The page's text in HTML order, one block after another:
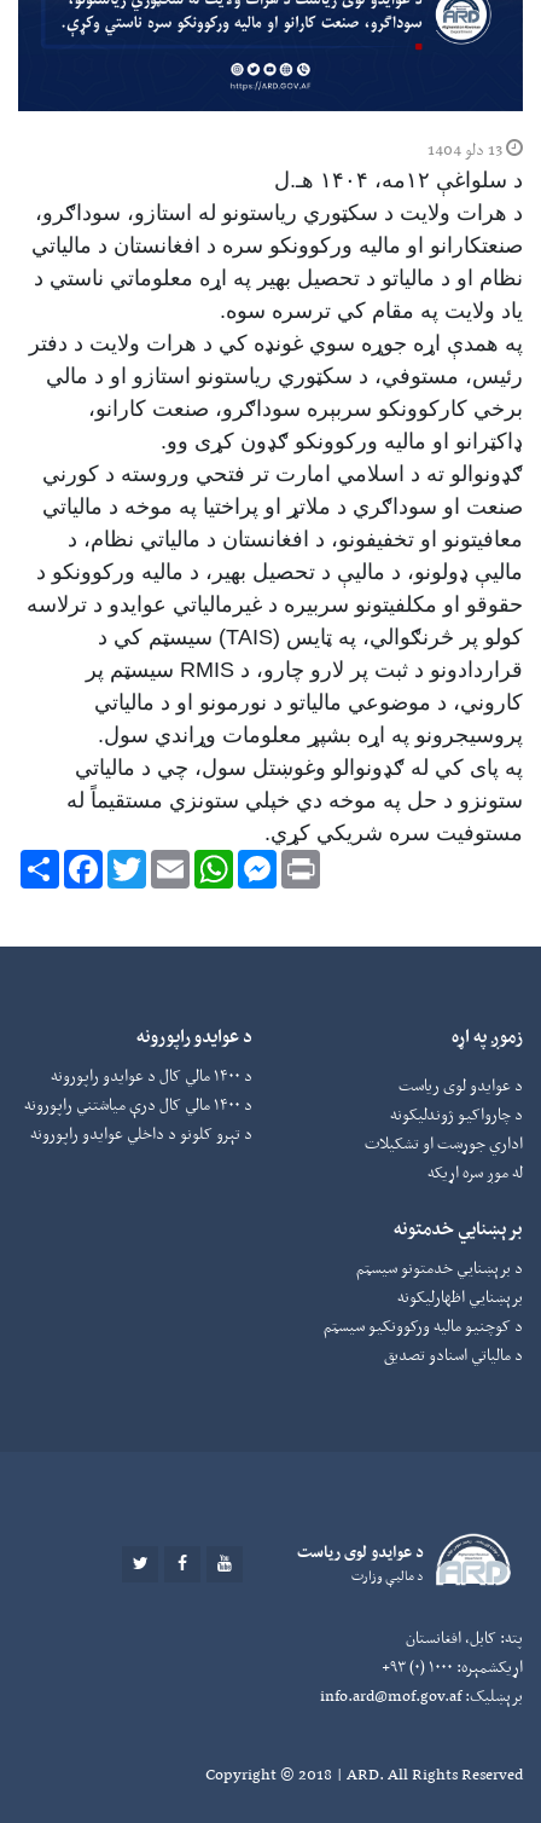
د سلواغې ۱۲مه، ۱۴۰۴ هـ.ل
د هرات ولایت د سکټوري ریاستونو له استازو، سوداګرو،
صنعتکارانو او مالیه ورکوونکو سره د افغانستان د مالیاتي
نظام او د مالیاتو د تحصیل بهیر په اړه معلوماتي ناستي د
یاد ولایت په مقام کي ترسره سوه.
په همدې اړه جوړه سوي غونډه کي د هرات ولایت د دفتر
رئیس، مستوفي، د سکټوري ریاستونو استازو او د مالي
برخي کارکوونکو سربېره سوداګرو، صنعت کارانو،
ډاکټرانو او مالیه ورکوونکو ګډون کړی وو.
ګډونوالو ته د اسلامي امارت تر فتحي وروسته د کورني
صنعت او سوداګري د ملاتړ او پراختیا په موخه د مالیاتي
معافیتونو او تخفیفونو، د افغانستان د مالیاتي نظام، د
مالیې ډولونو، د مالیې د تحصیل بهیر، د مالیه ورکوونکو د
حقوقو او مکلفیتونو سربیره د غیرمالیاتي عوایدو د ترلاسه
کولو پر څرنګوالي، په ټایس (TAIS) سیسټم کي د
قراردادونو د ثبت پر لارو چارو، د RMIS سیسټم پر
کاروني، د موضوعي مالیاتو د نورمونو او د مالیاتي
پروسیجرونو په اړه بشپړ معلومات وړاندي سول.
په پای کي له ګډونوالو وغوښتل سول، چي د مالیاتي
ستونزو د حل په موخه دي خپلي ستونزي مستقیماً له
مستوفیت سره شریکي کړي.
ShareFacebookTwitterEmail
WhatsAppMessenger Print
زموږ په اړه
د عوایدو لوی ریاست
د چارواکيو ژوندلیکونه
اداري جوړښت او تشکیلات
له موږ سره اړیکه
د عوایدو راپورونه
د ۱۴۰۰ مالي کال د عوایدو راپورونه
د ۱۴۰۰ مالي کال درې میاشتني راپورونه
د تېرو کلونو د داخلي عوایدو راپورونه
برېښنایي خدمتونه
د برېښنايي خدمتونو سیسټم
برېښنايي اظهارلیکونه
د کوچنیو مالیه ورکوونکيو سیسټم
د مالیاتي اسنادو تصدیق
د عوايدو لوی رياست
د ماليې وزارت
YOUTUBE
FACEBOOK
TWITTER
پته:کابل، افغانستان
اړیکشمېره:
برېښلیک:info.ard@mof.gov.af
Copyright © 2018 | ARD. All Rights Reserved